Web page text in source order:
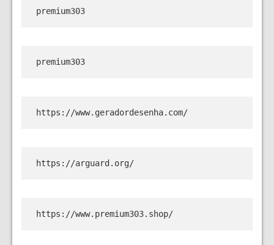
premium303
premium303
https://www.geradordesenha.com/
https://arguard.org/
https://www.premium303.shop/